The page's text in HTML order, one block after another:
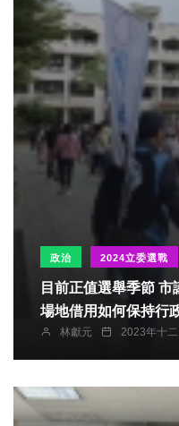
政治 2024立委選戰
目前正值選舉季節 市議員江肇國、李天生關心學校
場地借用如何保持行
林獻元 2023年十二